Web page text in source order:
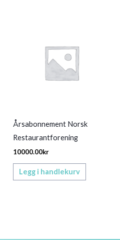
Årsabonnement Norsk
Restaurantforening
10000.00kr
Legg i handlekurv